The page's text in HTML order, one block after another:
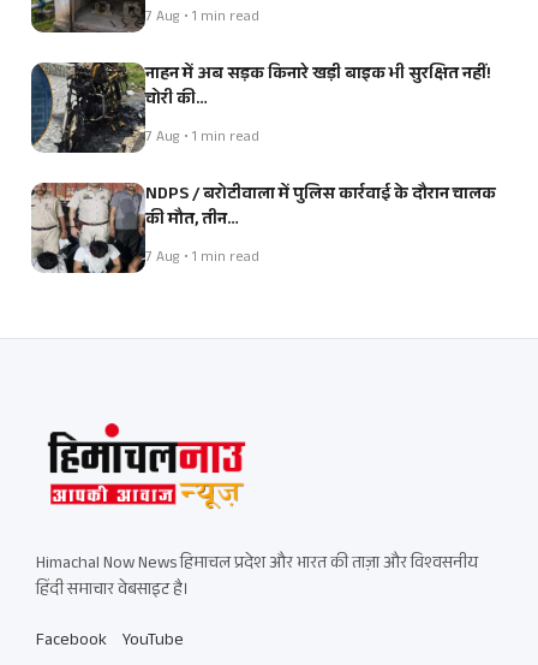
7 Aug • 1 min read
नाहन में अब सड़क किनारे खड़ी बाइक भी सुरक्षित नहीं!
चोरी की…
7 Aug • 1 min read
NDPS / बरोटीवाला में पुलिस कार्रवाई के दौरान चालक
की मौत, तीन…
7 Aug • 1 min read
Himachal Now News हिमाचल प्रदेश और भारत की ताज़ा और विश्वसनीय
हिंदी समाचार वेबसाइट है।
Facebook YouTube